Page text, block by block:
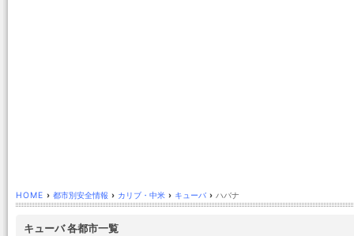
HOME › 都市別安全情報 › カリブ・中米 › キューバ › ハバナ
キューバ 各都市一覧